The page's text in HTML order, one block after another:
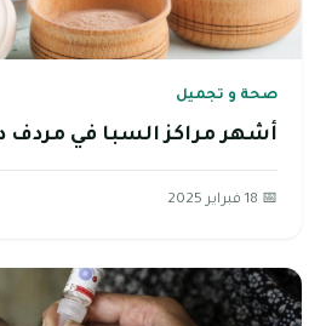
صحة و تجميل
أشهر مراكز السبا في مردف
📅 18 فبراير 2025